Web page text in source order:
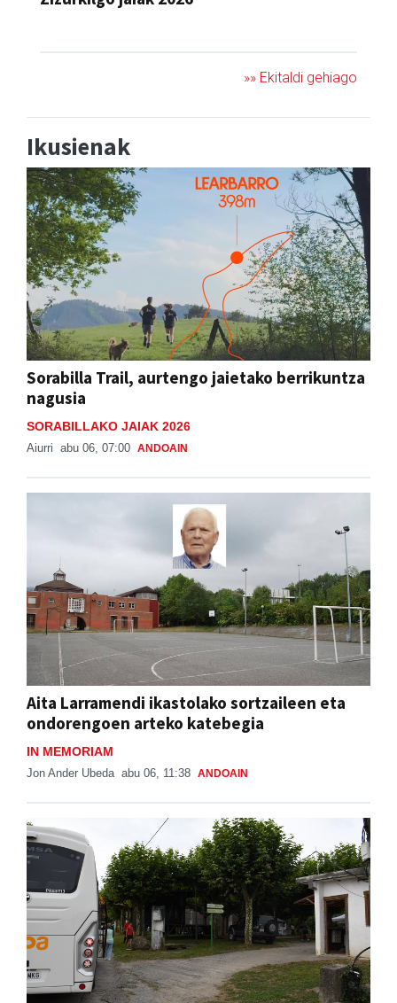
»» Ekitaldi gehiago
Ikusienak
Sorabilla Trail, aurtengo jaietako berrikuntza
nagusia
SORABILLAKO JAIAK 2026
Aiurri abu 06, 07:00 ANDOAIN
Aita Larramendi ikastolako sortzaileen eta
ondorengoen arteko katebegia
IN MEMORIAM
Jon Ander Ubeda abu 06, 11:38 ANDOAIN